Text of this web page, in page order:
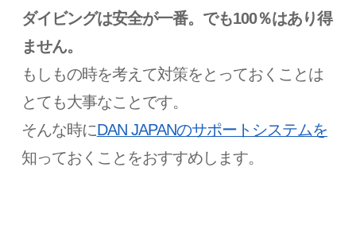
ダイビングは安全が一番。でも100％はあり得
ません。
もしもの時を考えて対策をとっておくことは
とても大事なことです。
そんな時にDAN JAPANのサポートシステムを
知っておくことをおすすめします。